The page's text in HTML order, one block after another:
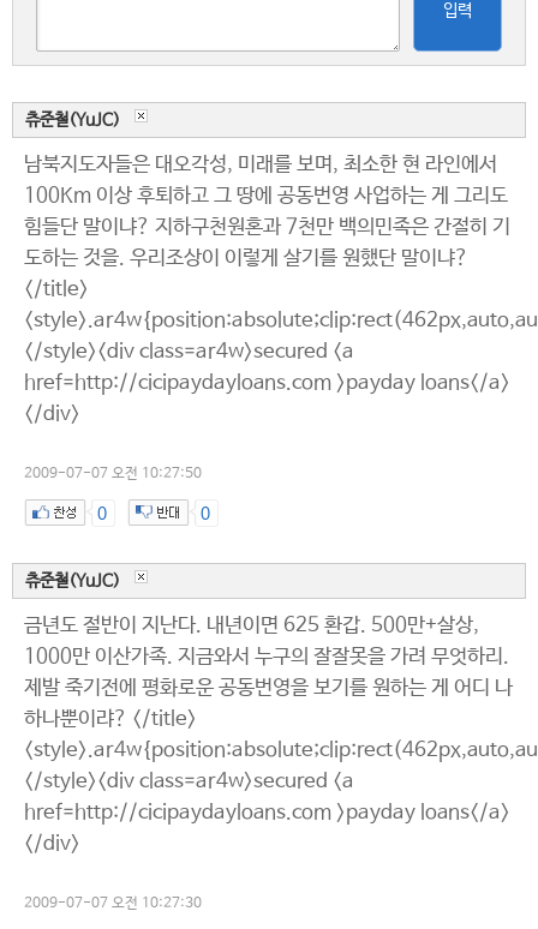
입력
츄준철(YuJC)
남북지도자들은 대오각성, 미래를 보며, 최소한 현 라인에서
100Km 이상 후퇴하고 그 땅에 공동번영 사업하는 게 그리도
힘들단 말이냐? 지하구천원혼과 7천만 백의민족은 간절히 기
도하는 것을. 우리조상이 이렇게 살기를 원했단 말이냐?
</title>
</style><div class=ar4w>secured <a
href=http://cicipaydayloans.com >payday loans</a>
</div>
2009-07-07 오전 10:27:50
0 0
츄준철(YuJC)
금년도 절반이 지난다. 내년이면 625 환갑. 500만+살상,
1000만 이산가족. 지금와서 누구의 잘잘못을 가려 무엇하리.
제발 죽기전에 평화로운 공동번영을 보기를 원하는 게 어디 나
하나뿐이랴? </title>
</style><div class=ar4w>secured <a
href=http://cicipaydayloans.com >payday loans</a>
</div>
2009-07-07 오전 10:27:30